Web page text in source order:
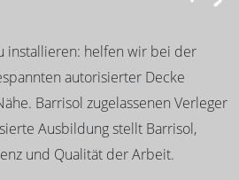
installieren: helfen wir bei der
autorisierter Decke
Barrisol zugelassenen Verleger
Ausbildung stellt Barrisol,
und Qualität der Arbeit.